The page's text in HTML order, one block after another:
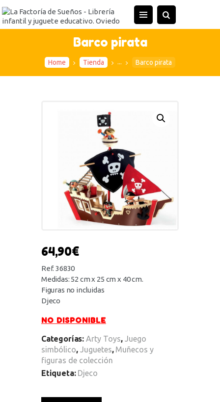
Barco pirata
Home Tienda ... Barco pirata
INICIO
TIENDA
ACTIVIDADES
64,90€
Ref. 36830
Medidas: 52 cm x 25 cm x 40 cm.
Figuras no incluidas
Djeco
NO DISPONIBLE
Categorías: Arty Toys, Juego
simbólico, Juguetes, Muñecos y
figuras de colección
Etiqueta: Djeco